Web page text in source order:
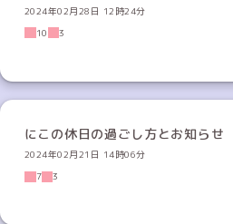
2024年02月28日 12時24分
10
3
にこの休日の過ごし方とお知らせ
2024年02月21日 14時06分
7
3